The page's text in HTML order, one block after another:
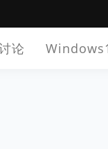
论